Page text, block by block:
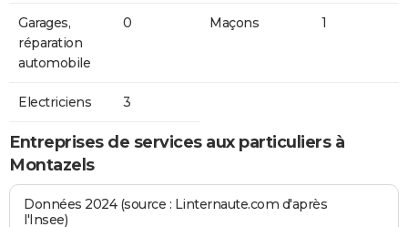
Garages,
réparation
automobile
0 Maçons 1
Electriciens 3
Entreprises de services aux particuliers à
Montazels
Données 2024 (source : Linternaute.com d'après
l'Insee)